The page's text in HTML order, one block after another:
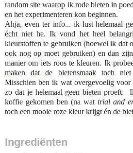
random site waarop ik rode bieten in
en het experimenteren kon beginnen.
Ahja, even ter info... ik lust helemaal
écht niet he. Ik vond het heel
kleurstoffen te gebruiken (hoewel ik dat
ook nog op moet gebruiken) en dan
manier om iets roos te kleuren. Ik
maken dat de bietensmaak toch
Misschien ben ik wat overgevoelig voor
zo dat je helemaal geen bieten proeft.
koffie gekomen ben (na wat trial and
toch een mooie roze kleur krijgt én de
Ingrediënten